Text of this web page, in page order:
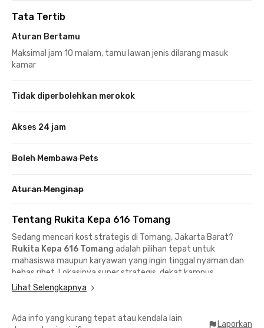
Tata Tertib
Aturan Bertamu
Maksimal jam 10 malam, tamu lawan jenis dilarang masuk
kamar
Tidak diperbolehkan merokok
Akses 24 jam
Boleh Membawa Pets
Aturan Menginap
Tentang Rukita Kepa 616 Tomang
Sedang mencari kost strategis di Tomang, Jakarta Barat?
Rukita Kepa 616 Tomang adalah pilihan tepat untuk
mahasiswa maupun karyawan yang ingin tinggal nyaman dan
bebas ribet. Lokasinya super strategis, dekat kampus,
perkantoran, mall, dan akses transportasi publik.
📍 Universitas Trisakti – 5 menit berkendara
Lihat Selengkapnya
Ada info yang kurang tepat atau kendala lain
Laporkan